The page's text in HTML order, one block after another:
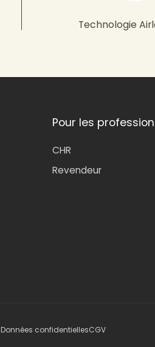
Technologie
Pour les
CHR
Revendeur
Données confidentiellesCGV